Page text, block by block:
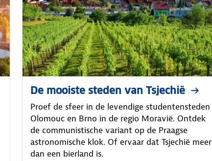
De mooiste steden van Tsjechië
Proef de sfeer in de levendige studentensteden
Olomouc en Brno in de regio Moravië. Ontdek
de communistische variant op de Praagse
astronomische klok. Of ervaar dat Tsjechië meer
dan een bierland is.